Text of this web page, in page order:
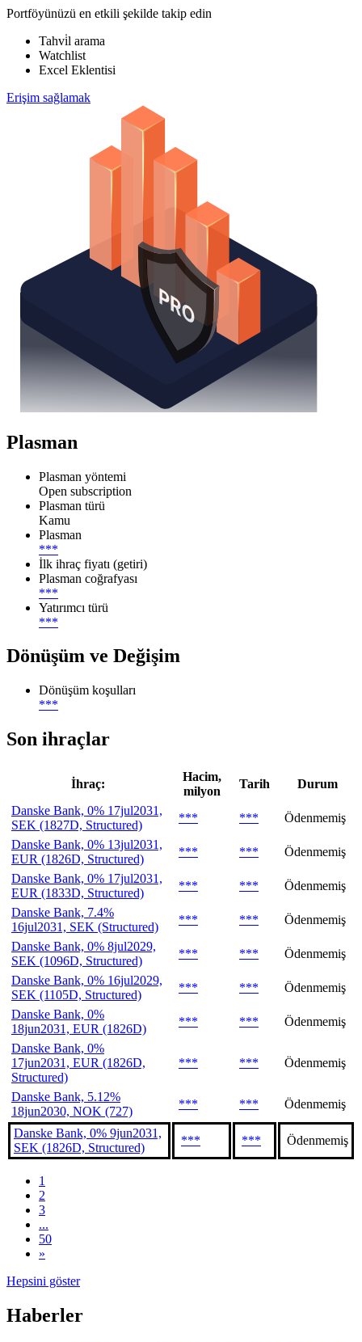
Portföyünüzü en etkili şekilde takip edin
Tahvi̇l arama
Watchlist
Excel Eklentisi
Erişim sağlamak
Plasman
Plasman yöntemi
Open subscription
Plasman türü
Kamu
Plasman
***
İlk ihraç fiyatı (getiri)
Plasman coğrafyası
***
Yatırımcı türü
***
Dönüşüm ve Değişim
Dönüşüm koşulları
***
Son ihraçlar
İhraç:
Hacim,
milyon
Tarih
Durum
Danske Bank, 0% 17jul2031,
SEK (1827D, Structured)
*** ***
Ödenmemiş
Danske Bank, 0% 13jul2031,
EUR (1826D, Structured)
*** ***
Ödenmemiş
Danske Bank, 0% 17jul2031,
EUR (1833D, Structured)
*** ***
Ödenmemiş
Danske Bank, 7.4%
16jul2031, SEK (Structured)
*** ***
Ödenmemiş
Danske Bank, 0% 8jul2029,
SEK (1096D, Structured)
*** ***
Ödenmemiş
Danske Bank, 0% 16jul2029,
SEK (1105D, Structured)
*** ***
Ödenmemiş
Danske Bank, 0%
18jun2031, EUR (1826D)
*** ***
Ödenmemiş
Danske Bank, 0%
17jun2031, EUR (1826D,
Structured)
*** *** Ödenmemiş
Danske Bank, 5.12%
18jun2030, NOK (727)
*** *** Ödenmemiş
Danske Bank, 0% 9jun2031,
SEK (1826D, Structured)
*** *** Ödenmemiş
1
2
3
...
50
»
Hepsini göster
Haberler